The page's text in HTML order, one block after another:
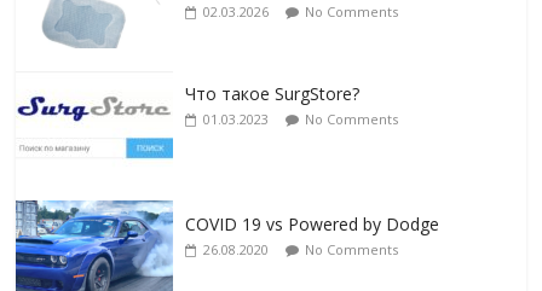
02.03.2026 No Comments
Что такое SurgStore?
01.03.2023 No Comments
COVID 19 vs Powered by Dodge
26.08.2020 No Comments